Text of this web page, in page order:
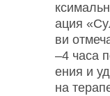
ация
ви
–4 часа
ения и
на